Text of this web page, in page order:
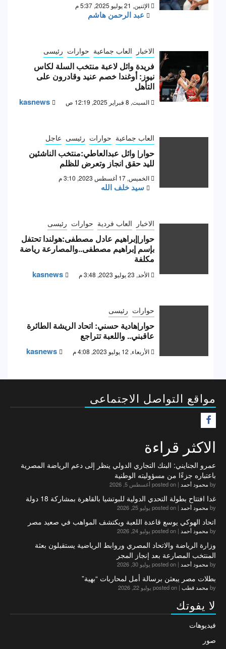
الإثنين, 21 يوليو 2025, 5:37 م
عبد الرحمن هاشم
الاخبار العاب جماعية حوارات رئيسى
فريدة وائل لاعبة منتخب السلة لكاس
نيوز: أوغندا خصم عنيد وقادرون على
التأهل
السبت, 8 فبراير 2025, 12:19 ص kasnews
العاب جماعية حوارات رئيسى عاجل
حوار| وائل عبدالعاطي:منتخب الناشئين
لليد حقق انجاز وتعرض للظلم
الخميس, 17 أغسطس 2023, 3:10 م
سيد خلف الله
الاخبار العاب فردية حوارات رئيسى
حوار|إبراهيم عادل مصطفى:هولندا تحتفل
بإسم إبراهيم مصطفى..والمصارعة رياضة
مكلفة
الأحد, 23 يوليو 2023, 3:48 م kasnews
حوارات رئيسى
حوار|هادية حسني: اتحاد الريشة الطائرة
عاقبني.. واللعبة تتراجع
الأربعاء, 12 يوليو 2023, 4:08 م kasnews
مواقع التواصل الاجتماعى
الاكثر قراءة
عمرو الجنايني: البنك التجاري الدولي ينظر إلى دعم الرياضة المصرية
باعتباره جزءًا من مسؤوليته الوطنية
by محمود أحمد | posted on أغسطس 5, 2026
غدا افتتاح بطولة التحدي الدولية للبوتشيا بالقاهرة بمشاركة 18 دولة
by محمود أحمد | posted on يوليو 25, 2026
اتحاد الهوكي يوسع قاعدة اللعبة ويكتشف المواهب في صعيد مصر
by محمود أحمد | posted on يوليو 24, 2026
وزارة الرياضة والاتحاد المصري وروابط الرياضية يستقبلون بعثة
المنتخب المصارعة بعد إنجاز المجر
by محمود أحمد | posted on يوليو 30, 2026
بطلات مصر يبعثن برسالة أمل لمحاربات “بهية”
by محمد قطب | posted on يوليو 22, 2026
لا يفوتك
فيديوهات
صور